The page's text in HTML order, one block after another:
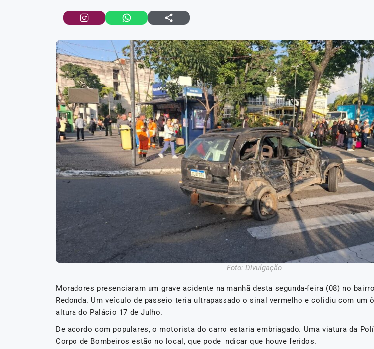
Foto: Divulgação
Moradores presenciaram um grave acidente na manhã desta segunda-feira (08) no
Redonda. Um veículo de passeio teria ultrapassado o sinal vermelho e colidiu com um
altura do Palácio 17 de Julho.
De acordo com populares, o motorista do carro estaria embriagado. Uma viatura da
Corpo de Bombeiros estão no local, que pode indicar que houve feridos.